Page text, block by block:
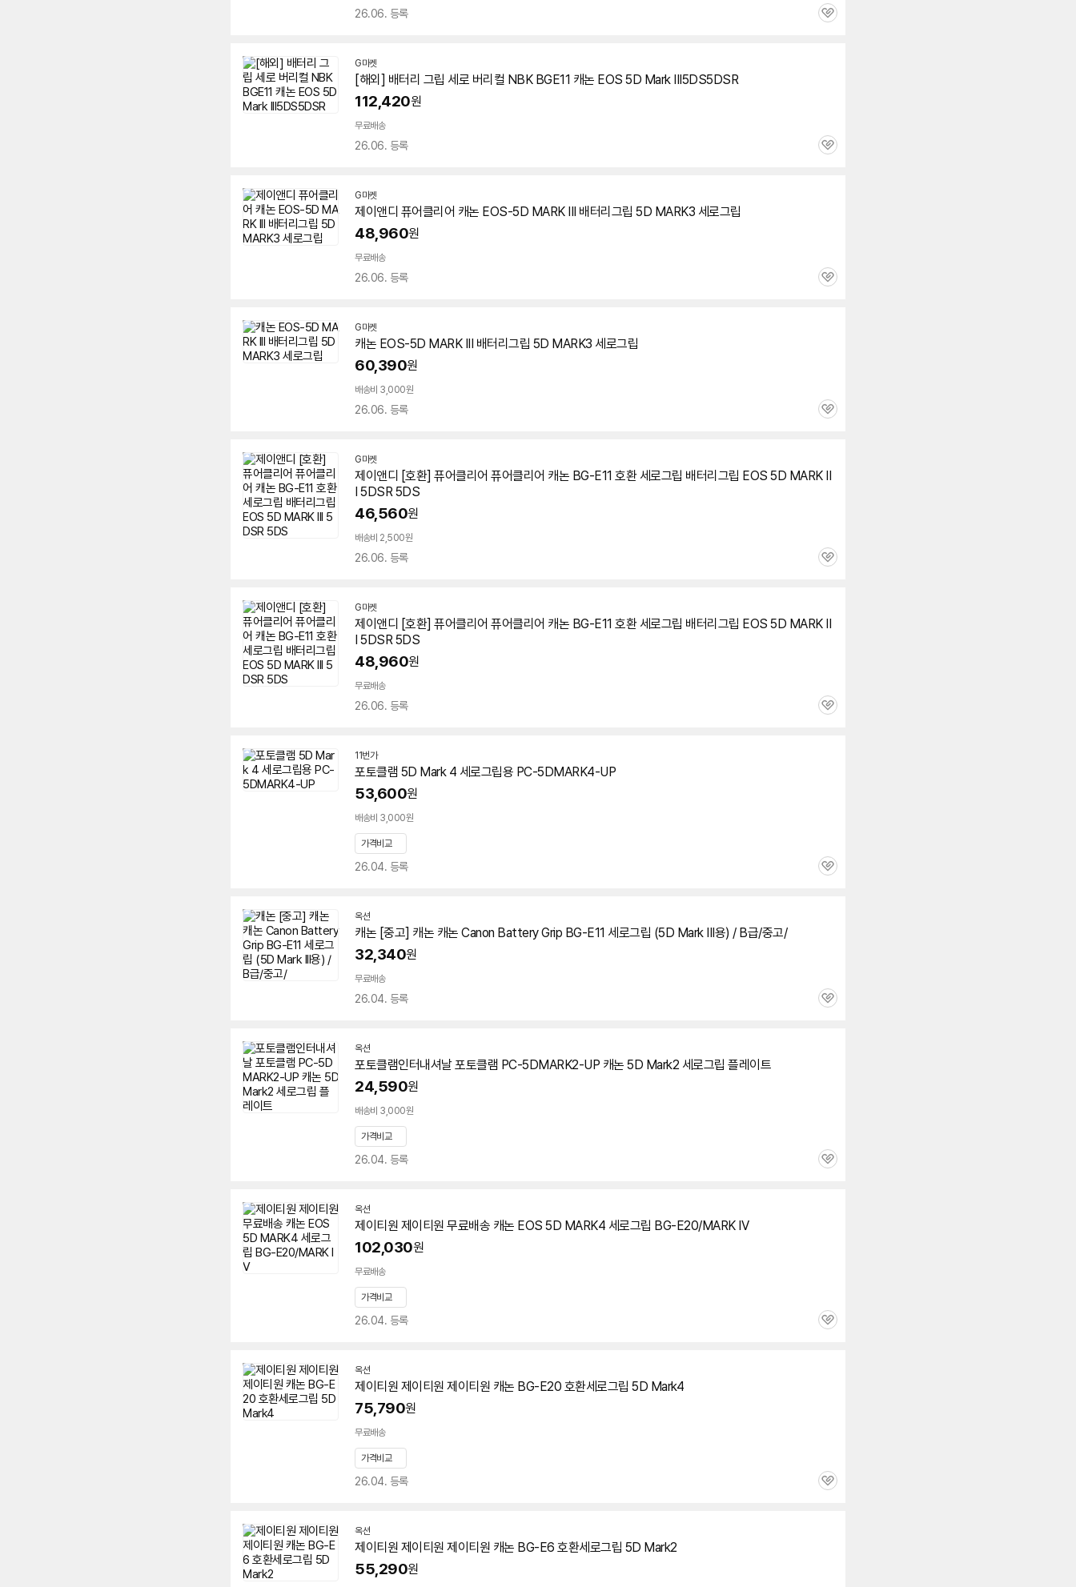
26.06. 등록
관
G마켓
[해외] 배터리 그립 세로 버리컬 NBK BGE11 캐논 EOS 5D Mark III5DS5DSR
112,420원
무료배송
26.06. 등록
관
G마켓
제이앤디 퓨어클리어 캐논 EOS-5D MARK III 배터리 그립 5D MARK3 세로그립
48,960원
무료배송
26.06. 등록
관
G마켓
캐논 EOS-5D MARK III 배터리 그립 5D MARK3 세로그립
60,390원
배송비 3,000원
26.06. 등록
관
G마켓
제이앤디 [호환] 퓨어클리어 퓨어클리어 캐논 BG-E11 호환 세로그립 배터리 그립 EOS 5D MARK II
I 5DSR 5DS
46,560원
배송비 2,500원
26.06. 등록
관
G마켓
제이앤디 [호환] 퓨어클리어 퓨어클리어 캐논 BG-E11 호환 세로그립 배터리 그립 EOS 5D MARK II
I 5DSR 5DS
48,960원
무료배송
26.06. 등록
관
11번가
포토클램 5D Mark 4 세로그립용 PC-5DMARK4-UP
53,600원
배송비 3,000원
가격비교
26.04. 등록
관
옥션
캐논 [중고] 캐논 캐논 Canon Battery Grip BG-E11 세로그립 (5D Mark III용) / B급/중고/
32,340원
무료배송
26.04. 등록
관
옥션
포토클램인터내셔날 포토클램 PC-5DMARK2-UP 캐논 5D Mark2 세로그립 플레이트
24,590원
배송비 3,000원
가격비교
26.04. 등록
관
옥션
제이티원 제이티원 무료배송 캐논 EOS 5D MARK4 세로그립 BG-E20/MARK IV
102,030원
무료배송
가격비교
26.04. 등록
관
옥션
제이티원 제이티원 제이티원 캐논 BG-E20 호환세로그립 5D Mark4
75,790원
무료배송
가격비교
26.04. 등록
관
옥션
제이티원 제이티원 제이티원 캐논 BG-E6 호환세로그립 5D Mark2
55,290원